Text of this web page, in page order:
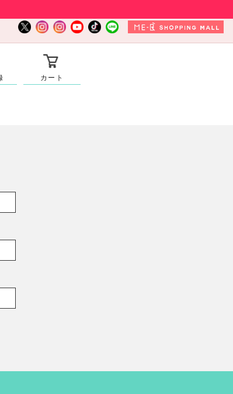
カート